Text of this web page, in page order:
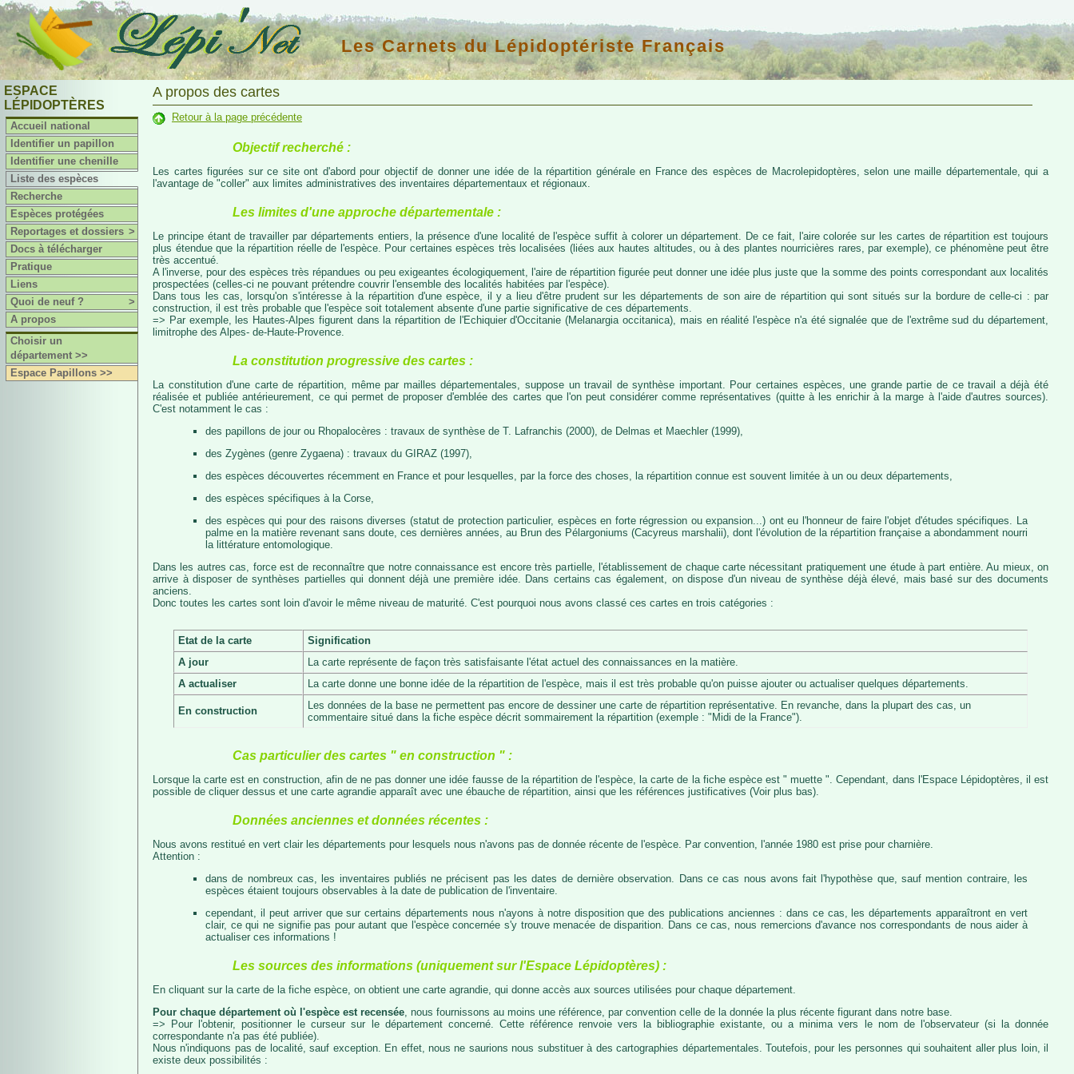
Les Carnets du Lépidoptériste Français
ESPACE
LÉPIDOPTÈRES
Accueil national
Identifier un papillon
Identifier une chenille
Liste des espèces
Recherche
Espèces protégées
Reportages et dossiers >
Docs à télécharger
Pratique
Liens
Quoi de neuf ?
>
A propos
Choisir un
département >>
Espace Papillons >>
A propos des cartes
Retour à la page précédente
Objectif recherché :
Les cartes figurées sur ce site ont d'abord pour objectif de donner une idée de la répartition générale en France des espèces de Macrolepidoptères, selon une maille départementale, qui a
l'avantage de "coller" aux limites administratives des inventaires départementaux et régionaux.
Les limites d'une approche départementale :
Le principe étant de travailler par départements entiers, la présence d'une localité de l'espèce suffit à colorer un département. De ce fait, l'aire colorée sur les cartes de répartition est toujours
plus étendue que la répartition réelle de l'espèce. Pour certaines espèces très localisées (liées aux hautes altitudes, ou à des plantes nourricières rares, par exemple), ce phénomène peut être
très accentué.
A l'inverse, pour des espèces très répandues ou peu exigeantes écologiquement, l'aire de répartition figurée peut donner une idée plus juste que la somme des points correspondant aux localités
prospectées (celles-ci ne pouvant prétendre couvrir l'ensemble des localités habitées par l'espèce).
Dans tous les cas, lorsqu'on s'intéresse à la répartition d'une espèce, il y a lieu d'être prudent sur les départements de son aire de répartition qui sont situés sur la bordure de celle-ci : par
construction, il est très probable que l'espèce soit totalement absente d'une partie significative de ces départements.
=> Par exemple, les Hautes-Alpes figurent dans la répartition de l'Echiquier d'Occitanie (Melanargia occitanica), mais en réalité l'espèce n'a été signalée que de l'extrême sud du département,
limitrophe des Alpes- de-Haute-Provence.
La constitution progressive des cartes :
La constitution d'une carte de répartition, même par mailles départementales, suppose un travail de synthèse important. Pour certaines espèces, une grande partie de ce travail a déjà été
réalisée et publiée antérieurement, ce qui permet de proposer d'emblée des cartes que l'on peut considérer comme représentatives (quitte à les enrichir à la marge à l'aide d'autres sources).
C'est notamment le cas :
des papillons de jour ou Rhopalocères : travaux de synthèse de T. Lafranchis (2000), de Delmas et Maechler (1999),
des Zygènes (genre Zygaena) : travaux du GIRAZ (1997),
des espèces découvertes récemment en France et pour lesquelles, par la force des choses, la répartition connue est souvent limitée à un ou deux départements,
des espèces spécifiques à la Corse,
des espèces qui pour des raisons diverses (statut de protection particulier, espèces en forte régression ou expansion...) ont eu l'honneur de faire l'objet d'études spécifiques. La
palme en la matière revenant sans doute, ces dernières années, au Brun des Pélargoniums (Cacyreus marshalii), dont l'évolution de la répartition française a abondamment nourri
la littérature entomologique.
Dans les autres cas, force est de reconnaître que notre connaissance est encore très partielle, l'établissement de chaque carte nécessitant pratiquement une étude à part entière. Au mieux, on
arrive à disposer de synthèses partielles qui donnent déjà une première idée. Dans certains cas également, on dispose d'un niveau de synthèse déjà élevé, mais basé sur des documents
anciens.
Donc toutes les cartes sont loin d'avoir le même niveau de maturité. C'est pourquoi nous avons classé ces cartes en trois catégories :
Etat de la carte
Signification
A jour
La carte représente de façon très satisfaisante l'état actuel des connaissances en la matière.
A actualiser
La carte donne une bonne idée de la répartition de l'espèce, mais il est très probable qu'on puisse ajouter ou actualiser quelques départements.
En construction
Les données de la base ne permettent pas encore de dessiner une carte de répartition représentative. En revanche, dans la plupart des cas, un
commentaire situé dans la fiche espèce décrit sommairement la répartition (exemple : "Midi de la France").
Cas particulier des cartes " en construction " :
Lorsque la carte est en construction, afin de ne pas donner une idée fausse de la répartition de l'espèce, la carte de la fiche espèce est " muette ". Cependant, dans l'Espace Lépidoptères, il est
possible de cliquer dessus et une carte agrandie apparaît avec une ébauche de répartition, ainsi que les références justificatives (Voir plus bas).
Données anciennes et données récentes :
Nous avons restitué en vert clair les départements pour lesquels nous n'avons pas de donnée récente de l'espèce. Par convention, l'année 1980 est prise pour charnière.
Attention :
dans de nombreux cas, les inventaires publiés ne précisent pas les dates de dernière observation. Dans ce cas nous avons fait l'hypothèse que, sauf mention contraire, les
espèces étaient toujours observables à la date de publication de l'inventaire.
cependant, il peut arriver que sur certains départements nous n'ayons à notre disposition que des publications anciennes : dans ce cas, les départements apparaîtront en vert
clair, ce qui ne signifie pas pour autant que l'espèce concernée s'y trouve menacée de disparition. Dans ce cas, nous remercions d'avance nos correspondants de nous aider à
actualiser ces informations !
Les sources des informations (uniquement sur l'Espace Lépidoptères) :
En cliquant sur la carte de la fiche espèce, on obtient une carte agrandie, qui donne accès aux sources utilisées pour chaque département.
Pour chaque département où l'espèce est recensée , nous fournissons au moins une référence, par convention celle de la donnée la plus récente figurant dans notre base.
=> Pour l'obtenir, positionner le curseur sur le département concerné. Cette référence renvoie vers la bibliographie existante, ou a minima vers le nom de l'observateur (si la donnée
correspondante n'a pas été publiée).
Nous n'indiquons pas de localité, sauf exception. En effet, nous ne saurions nous substituer à des cartographies départementales. Toutefois, pour les personnes qui souhaitent aller plus loin, il
existe deux possibilités :